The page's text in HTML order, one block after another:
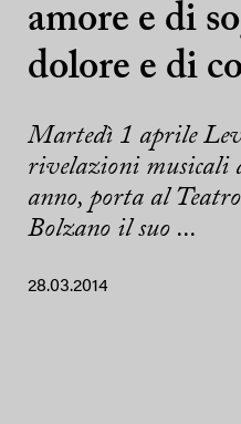
amore e di
dolore e di
Martedì 1 aprile
rivelazioni musicali
anno, porta al
Bolzano il suo ...
28.03.2014